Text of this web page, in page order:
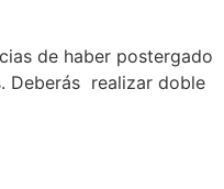
de haber postergado
Deberás realizar doble